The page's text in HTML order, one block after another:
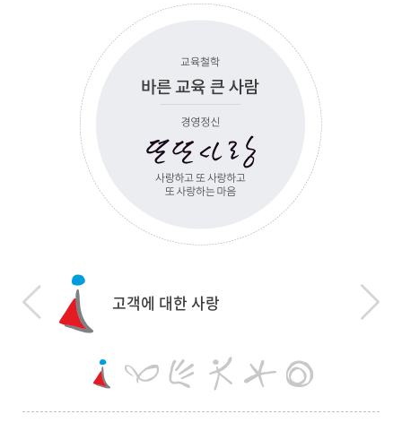
고객에 대한 사랑